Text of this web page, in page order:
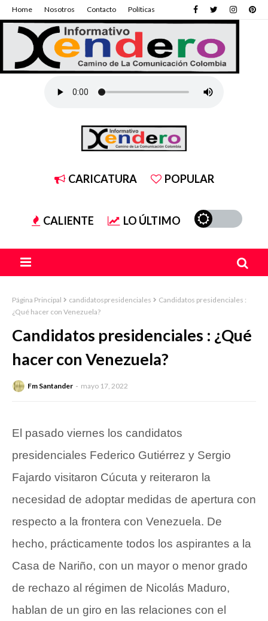
Home Nosotros Contacto Políticas
CARICATURA POPULAR
CALIENTE LO ÚLTIMO
Página Principal candidatospresidenciales
Candidatos presidenciales :
¿Qué hacer con Venezuela?
Candidatos presidenciales : ¿Qué
hacer con Venezuela?
Fm Santander mayo 17, 2022
El pasado viernes los candidatos
presidenciales Federico Gutiérrez y Sergio
Fajardo visitaron Cúcuta y reiteraron la
necesidad de adoptar medidas de apertura con
respecto a la frontera con Venezuela. De
hecho, prácticamente todos los aspirantes a la
Casa de Nariño, con un mayor o menor grado
de rechazo al régimen de Nicolás Maduro,
hablan de un giro en las relaciones con el